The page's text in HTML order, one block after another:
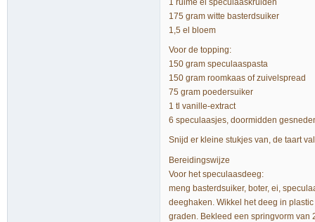
175 gram witte basterdsuiker
1,5 el bloem
Voor de topping:
150 gram speculaaspasta
150 gram roomkaas of zuivelspread
75 gram poedersuiker
1 tl vanille-extract
6 speculaasjes, doormidden
Snijd er kleine stukjes van, de taart
Bereidingswijze
Voor het speculaasdeeg:
meng basterdsuiker, boter, ei,
deeghaken. Wikkel het deeg in
graden. Bekleed een springvorm van